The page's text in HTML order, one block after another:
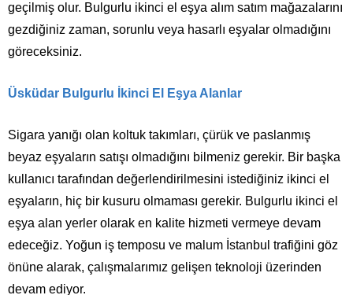
geçilmiş olur. Bulgurlu ikinci el eşya alım satım mağazalarını
gezdiğiniz zaman, sorunlu veya hasarlı eşyalar olmadığını
göreceksiniz.
Üsküdar Bulgurlu İkinci El Eşya Alanlar
Sigara yanığı olan koltuk takımları, çürük ve paslanmış
beyaz eşyaların satışı olmadığını bilmeniz gerekir. Bir başka
kullanıcı tarafından değerlendirilmesini istediğiniz ikinci el
eşyaların, hiç bir kusuru olmaması gerekir. Bulgurlu ikinci el
eşya alan yerler olarak en kalite hizmeti vermeye devam
edeceğiz. Yoğun iş temposu ve malum İstanbul trafiğini göz
önüne alarak, çalışmalarımız gelişen teknoloji üzerinden
devam ediyor.